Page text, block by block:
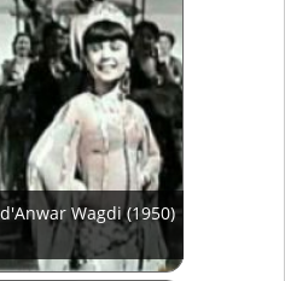
Wagdi (1950)